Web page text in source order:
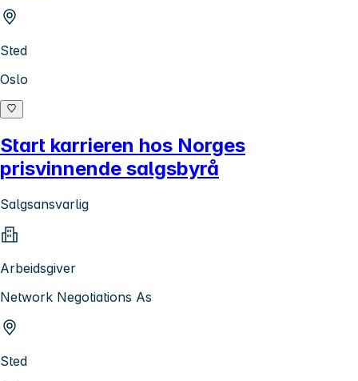
Sted
Oslo
Start karrieren hos Norges
prisvinnende salgsbyrå
Salgsansvarlig
Arbeidsgiver
Network Negotiations As
Sted